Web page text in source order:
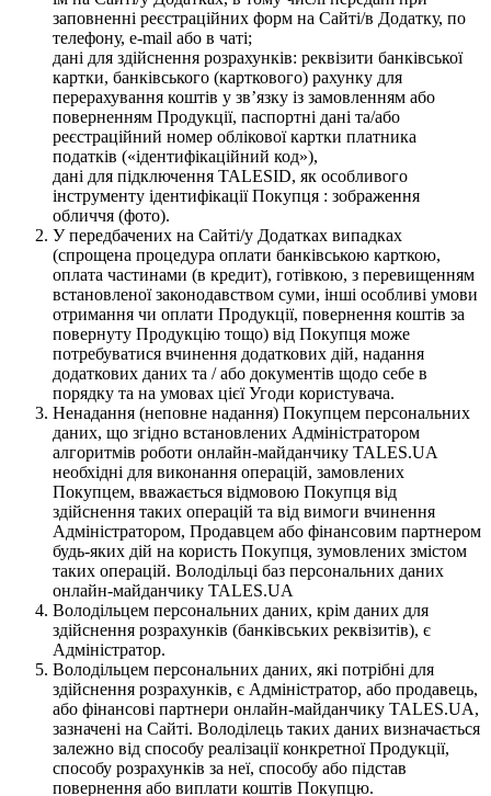
заповненні реєстраційних форм на Сайті/в Додатку, по
телефону, e-mail або в чаті;
дані для здійснення розрахунків: реквізити банківської
картки, банківського (карткового) рахунку для
перерахування коштів у зв’язку із замовленням або
поверненням Продукції, паспортні дані та/або
реєстраційний номер облікової картки платника
податків («ідентифікаційний код»),
дані для підключення TALESID, як особливого
інструменту ідентифікації Покупця : зображення
обличчя (фото).
У передбачених на Сайті/у Додатках випадках
(спрощена процедура оплати банківською карткою,
оплата частинами (в кредит), готівкою, з перевищенням
встановленої законодавством суми, інші особливі умови
отримання чи оплати Продукції, повернення коштів за
повернуту Продукцію тощо) від Покупця може
потребуватися вчинення додаткових дій, надання
додаткових даних та / або документів щодо себе в
порядку та на умовах цієї Угоди користувача.
Ненадання (неповне надання) Покупцем персональних
даних, що згідно встановлених Адміністратором
алгоритмів роботи онлайн-майданчику TALES.UA
необхідні для виконання операцій, замовлених
Покупцем, вважається відмовою Покупця від
здійснення таких операцій та від вимоги вчинення
Адміністратором, Продавцем або фінансовим партнером
будь-яких дій на користь Покупця, зумовлених змістом
таких операцій. Володільці баз персональних даних
онлайн-майданчику TALES.UA
Володільцем персональних даних, крім даних для
здійснення розрахунків (банківських реквізитів), є
Адміністратор.
Володільцем персональних даних, які потрібні для
здійснення розрахунків, є Адміністратор, або продавець,
або фінансові партнери онлайн-майданчику TALES.UA,
зазначені на Сайті. Володілець таких даних визначається
залежно від способу реалізації конкретної Продукції,
способу розрахунків за неї, способу або підстав
повернення або виплати коштів Покупцю.